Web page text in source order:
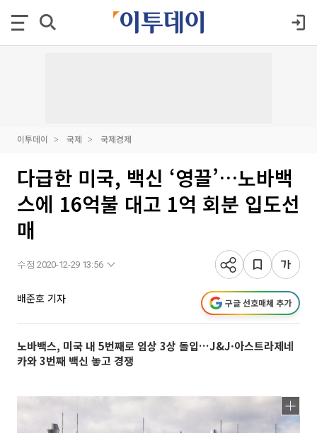
이투데이 국제 국제경제
다급한 미국, 백신 ‘영끌’…노바백
스에 16억불 대고 1억 회분 입도선
매
수정 2020-12-29 13:56
배준호 기자 구글 선호매체 추가
노바백스, 미국 내 5번째로 임상 3상 돌입…J&J·아스트라제네
카와 3번째 백신 놓고 경쟁